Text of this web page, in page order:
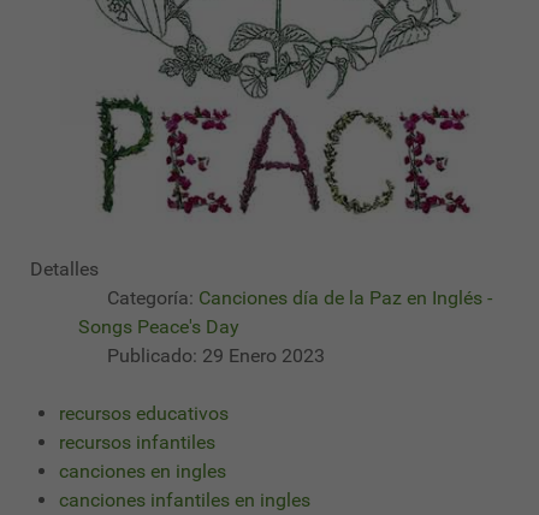
Detalles
Categoría: Canciones día de la Paz en Inglés -
Songs Peace's Day
Publicado: 29 Enero 2023
recursos educativos
recursos infantiles
canciones en ingles
canciones infantiles en ingles